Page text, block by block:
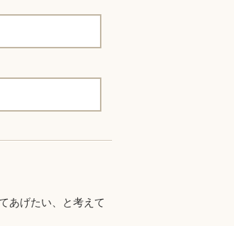
あげたい、と考えて